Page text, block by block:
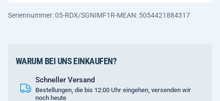
Seriennummer: 05-RDX/SGNIMF1R-MEAN: 5054421884317
WARUM BEI UNS EINKAUFEN?
Schneller Versand
Bestellungen, die bis 12:00 Uhr eingehen, versenden wir
noch heute